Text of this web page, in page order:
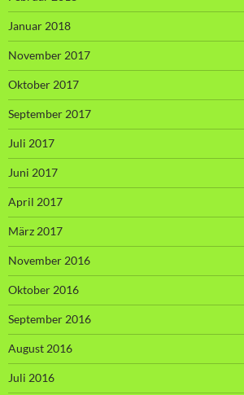
Januar 2018
November 2017
Oktober 2017
September 2017
Juli 2017
Juni 2017
April 2017
März 2017
November 2016
Oktober 2016
September 2016
August 2016
Juli 2016